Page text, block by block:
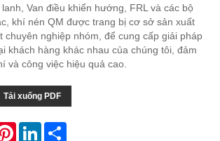
Van điều khiển hướng, FRL và các bộ
khí nén QM được trang bị cơ sở sản xuất
chuyên nghiệp nhóm, để cung cấp giải pháp
khách hàng khác nhau của chúng tôi, đảm
và công việc hiệu quả cao.
Tải xuống PDF
PinterestLinkedIn